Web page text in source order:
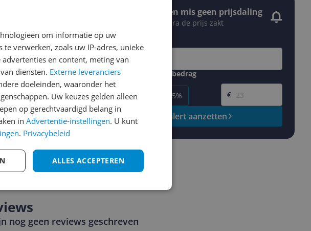
Stel een alert in en mis geen prijsdaling
Krijg een seintje zodra de prijs zakt
Jouw e-mailadres
Gewenste daling of bedrag
-5% -10% -15%
Gewenste prijs
€
Prijsalert aanzetten
nog geen reviews geschreven
om informatie op uw
verwerken, zoals uw IP-adres, unieke
en content, meting van
diensten. Externe leveranciers
doeleinden, waaronder het
Uw keuzes gelden alleen
op gerechtvaardigd belang in
in Advertentie-instellingen. U kunt
. Privacybeleid
ALLES ACCEPTEREN